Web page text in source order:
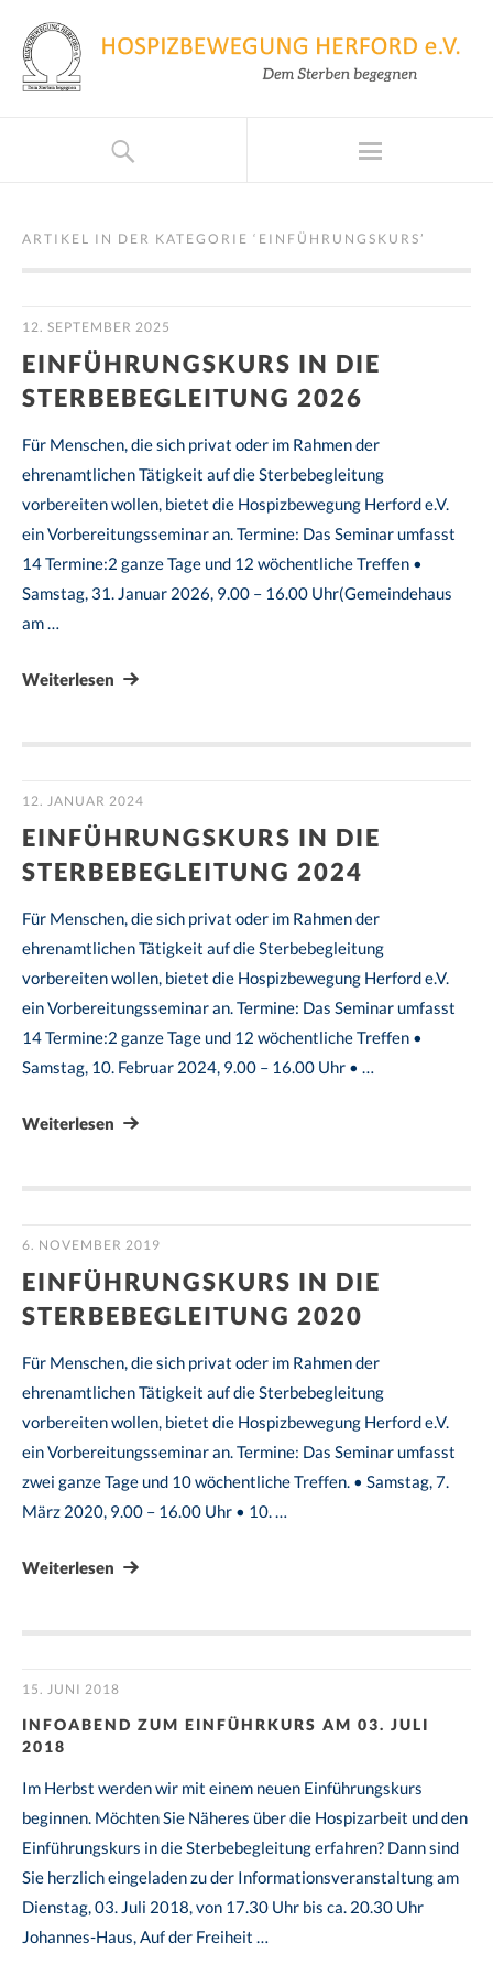
ARTIKEL IN DER KATEGORIE ‘ EINFÜHRUNGSKURS’
12. SEPTEMBER 2025
EINFÜHRUNGSKURS IN DIE
STERBEBEGLEITUNG 2026
Für Menschen, die sich privat oder im Rahmen der
ehrenamtlichen Tätigkeit auf die Sterbebegleitung
vorbereiten wollen, bietet die Hospizbewegung Herford e.V.
ein Vorbereitungsseminar an. Termine: Das Seminar umfasst
14 Termine:2 ganze Tage und 12 wöchentliche Treffen •
Samstag, 31. Januar 2026, 9.00 – 16.00 Uhr(Gemeindehaus
am …
Weiterlesen
12. JANUAR 2024
EINFÜHRUNGSKURS IN DIE
STERBEBEGLEITUNG 2024
Für Menschen, die sich privat oder im Rahmen der
ehrenamtlichen Tätigkeit auf die Sterbebegleitung
vorbereiten wollen, bietet die Hospizbewegung Herford e.V.
ein Vorbereitungsseminar an. Termine: Das Seminar umfasst
14 Termine:2 ganze Tage und 12 wöchentliche Treffen •
Samstag, 10. Februar 2024, 9.00 – 16.00 Uhr • …
Weiterlesen
6. NOVEMBER 2019
EINFÜHRUNGSKURS IN DIE
STERBEBEGLEITUNG 2020
Für Menschen, die sich privat oder im Rahmen der
ehrenamtlichen Tätigkeit auf die Sterbebegleitung
vorbereiten wollen, bietet die Hospizbewegung Herford e.V.
ein Vorbereitungsseminar an. Termine: Das Seminar umfasst
zwei ganze Tage und 10 wöchentliche Treffen. • Samstag, 7.
März 2020, 9.00 – 16.00 Uhr • 10. …
Weiterlesen
15. JUNI 2018
INFOABEND ZUM EINFÜHRKURS AM 03. JULI
2018
Im Herbst werden wir mit einem neuen Einführungskurs
beginnen. Möchten Sie Näheres über die Hospizarbeit und den
Einführungskurs in die Sterbebegleitung erfahren? Dann sind
Sie herzlich eingeladen zu der Informationsveranstaltung am
Dienstag, 03. Juli 2018, von 17.30 Uhr bis ca. 20.30 Uhr
Johannes-Haus, Auf der Freiheit …